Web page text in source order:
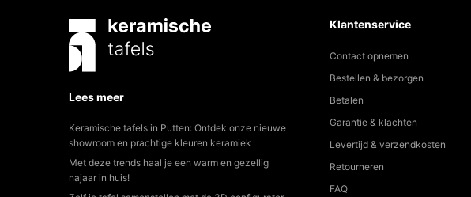
Lees meer
Keramische tafels in Putten: Ontdek onze nieuwe
showroom en prachtige kleuren keramiek
Met deze trends haal je een warm en gezellig
najaar in huis!
Klantenservice
Contact opnemen
Bestellen & bezorgen
Betalen
Garantie & klachten
Levertijd & verzendkosten
Retourneren
FAQ